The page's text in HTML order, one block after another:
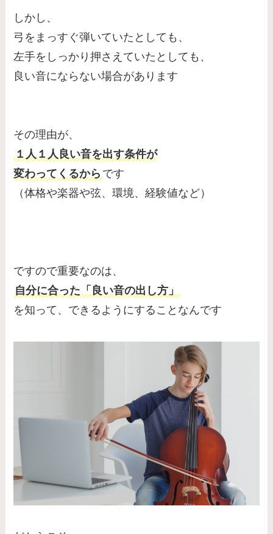
しかし、
弓をまっすぐ弾いていたとしても、
左手をしっかり押さえていたとしても、
良い音にならない場合があります
その理由が、
１人１人良い音を出す条件が
変わってくるから です
（体格や楽器や弦、環境、経験値など）
ですので重要なのは、
自分に合った「良い音の出し方」
を知って、できるようにすることなんです